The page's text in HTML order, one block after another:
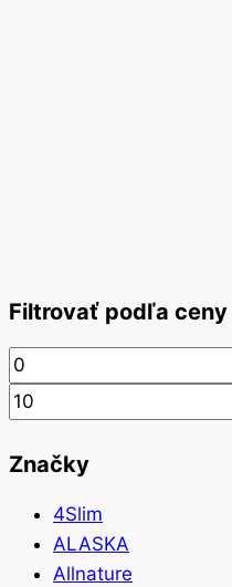
Filtrovať podľa ceny
Minimálna
cena
Značky
4Slim
ALASKA
Allnature